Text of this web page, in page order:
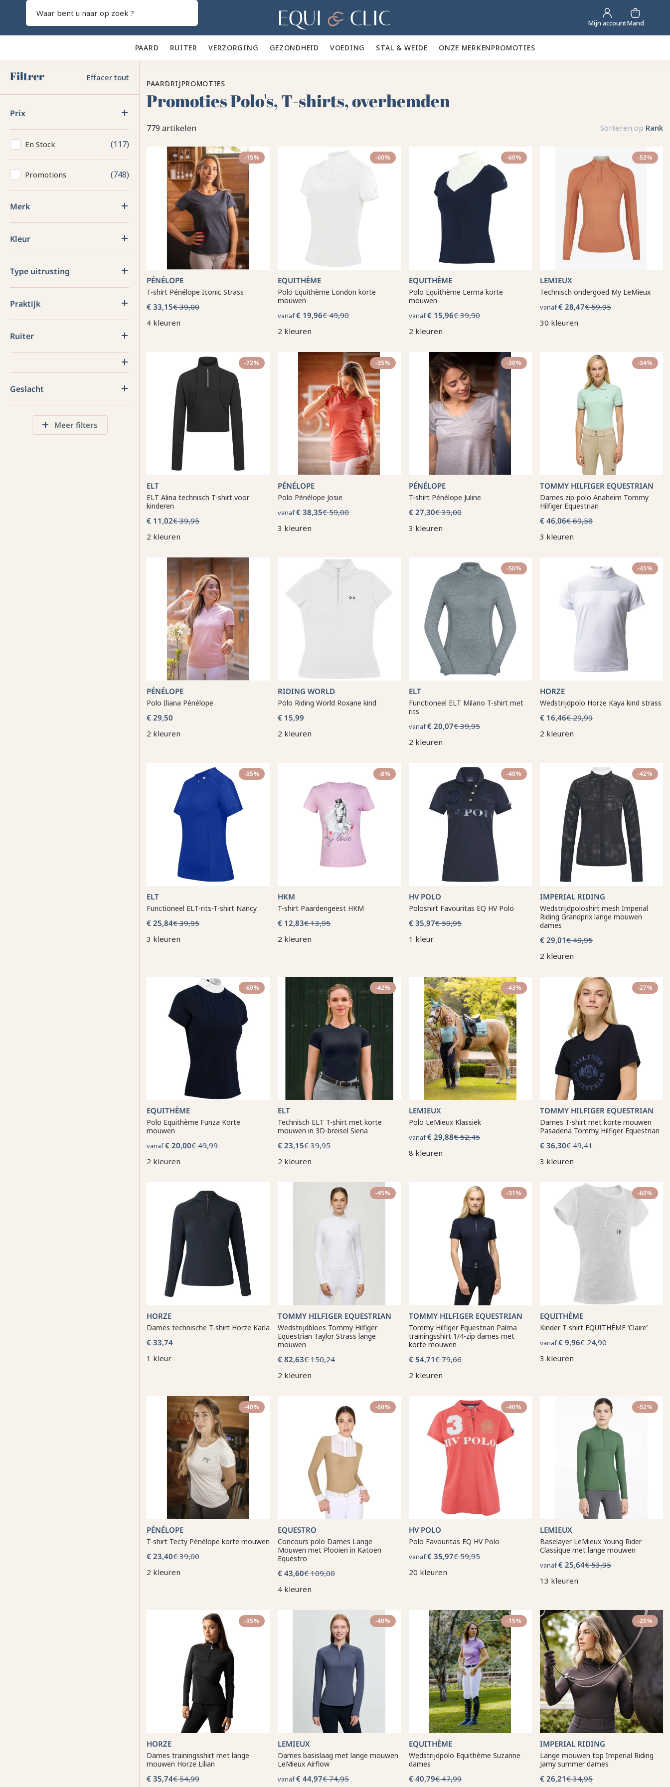
Home Mijn accountMand
PAARD 🐎 RUITER 👕VERZORGING 🪮 GEZONDHEID ✨VOEDING 🥕 STAL & WEIDE 🍃 ONZE MERKENPROMOTIES
Filtrer Effacer tout
Prix
En Stock 117
Promotions 748
Merk
Kleur
Type uitrusting
Praktijk
Ruiter
Geslacht
Meer filters
PAARDRIJPROMOTIES
Promoties Polo's, T-shirts, overhemden
779 artikelen Sorteren op Rank
-15%
PÉNÉLOPE
T-shirt Pénélope Iconic Strass
€ 33,15€ 39,00
4 kleuren
-60%
EQUITHÈME
Polo Equithème London korte
mouwen
vanaf€ 19,96€ 49,90
2 kleuren
-60%
EQUITHÈME
Polo Equithème Lerma korte
mouwen
vanaf€ 15,96€ 39,90
2 kleuren
-53%
LEMIEUX
Technisch ondergoed My LeMieux
vanaf€ 28,47€ 59,95
30 kleuren
-72%
ELT
ELT Alina technisch T-shirt voor
kinderen
€ 11,02€ 39,95
2 kleuren
-35%
PÉNÉLOPE
Polo Pénélope Josie
vanaf€ 38,35€ 59,00
3 kleuren
-30%
PÉNÉLOPE
T-shirt Pénélope Juline
€ 27,30€ 39,00
3 kleuren
-34%
TOMMY HILFIGER EQUESTRIAN
Dames zip-polo Anaheim Tommy
Hilfiger Equestrian
€ 46,06€ 69,58
3 kleuren
PÉNÉLOPE
Polo Iliana Pénélope
€ 29,50
2 kleuren
RIDING WORLD
Polo Riding World Roxane kind
€ 15,99
2 kleuren
-50%
ELT
Functioneel ELT Milano T-shirt met
rits
vanaf€ 20,07€ 39,95
2 kleuren
-45%
HORZE
Wedstrijdpolo Horze Kaya kind strass
€ 16,46€ 29,99
2 kleuren
-35%
ELT
Functioneel ELT-rits-T-shirt Nancy
€ 25,84€ 39,95
3 kleuren
-8%
HKM
T-shirt Paardengeest HKM
€ 12,83€ 13,95
2 kleuren
-40%
HV POLO
Poloshirt Favouritas EQ HV Polo
€ 35,97€ 59,95
1 kleur
-42%
IMPERIAL RIDING
Wedstrijdpoloshirt mesh Imperial
Riding Grandprix lange mouwen
dames
€ 29,01€ 49,95
2 kleuren
-60%
EQUITHÈME
Polo Equithème Funza Korte
mouwen
vanaf€ 20,00€ 49,99
2 kleuren
-42%
ELT
Technisch ELT T-shirt met korte
mouwen in 3D-breisel Siena
€ 23,15€ 39,95
2 kleuren
-43%
LEMIEUX
Polo LeMieux Klassiek
vanaf€ 29,88€ 52,45
8 kleuren
-27%
TOMMY HILFIGER EQUESTRIAN
Dames T-shirt met korte mouwen
Pasadena Tommy Hilfiger Equestrian
€ 36,30€ 49,41
3 kleuren
HORZE
Dames technische T-shirt Horze Karla
€ 33,74
1 kleur
-45%
TOMMY HILFIGER EQUESTRIAN
Wedstrijdbloes Tommy Hilfiger
Equestrian Taylor Strass lange
mouwen
€ 82,63€ 150,24
2 kleuren
-31%
TOMMY HILFIGER EQUESTRIAN
Tommy Hilfiger Equestrian Palma
trainingsshirt 1/4-zip dames met
korte mouwen
€ 54,71€ 79,66
2 kleuren
-60%
EQUITHÈME
Kinder T-shirt EQUITHÈME ‘Claire’
vanaf€ 9,96€ 24,90
3 kleuren
-40%
PÉNÉLOPE
T-shirt Tecty Pénélope korte mouwen
€ 23,40€ 39,00
2 kleuren
-60%
EQUESTRO
Concours polo Dames Lange
Mouwen met Plooien in Katoen
Equestro
€ 43,60€ 109,00
4 kleuren
-40%
HV POLO
Polo Favouritas EQ HV Polo
vanaf€ 35,97€ 59,95
20 kleuren
-52%
LEMIEUX
Baselayer LeMieux Young Rider
Classique met lange mouwen
vanaf€ 25,64€ 53,95
13 kleuren
-35%
HORZE
Dames trainingsshirt met lange
mouwen Horze Lilian
€ 35,74€ 54,99
-40%
LEMIEUX
Dames basislaag met lange mouwen
LeMieux Airflow
vanaf€ 44,97€ 74,95
-15%
EQUITHÈME
Wedstrijdpolo Equithème Suzanne
dames
€ 40,79€ 47,99
-25%
IMPERIAL RIDING
Lange mouwen top Imperial Riding
Jamy summer dames
€ 26,21€ 34,95